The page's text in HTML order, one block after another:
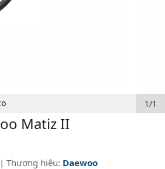
1/1
Matiz II
| Thương hiệu: Daewoo